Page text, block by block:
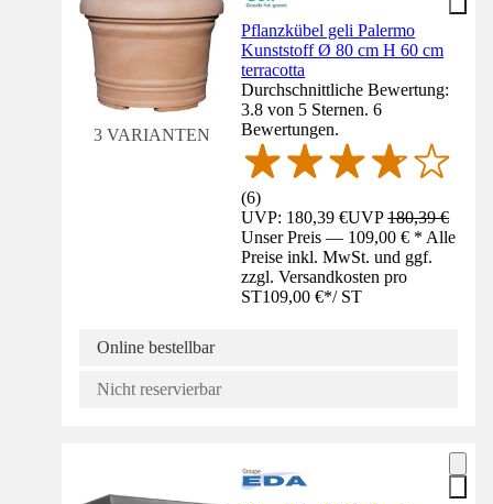
3 VARIANTEN
Pflanzkübel geli Palermo
Kunststoff Ø 80 cm H 60 cm
terracotta
Durchschnittliche Bewertung:
3.8 von 5 Sternen. 6
Bewertungen.
(6)
UVP: 180,39 €UVP180,39 €
Unser Preis — 109,00 € * Alle
Preise inkl. MwSt. und ggf.
zzgl. Versandkosten pro
ST109,00 €*/ ST
Online bestellbar
Nicht reservierbar